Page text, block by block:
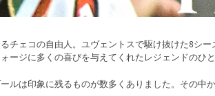
チェコの自由人。ユヴェントスで駆け抜けた8シ
ージに多くの喜びを与えてくれたレジェンドのひと
ルは印象に残るものが数多くありました。その中